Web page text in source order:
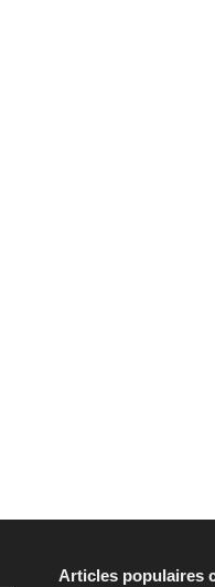
Articles populaires